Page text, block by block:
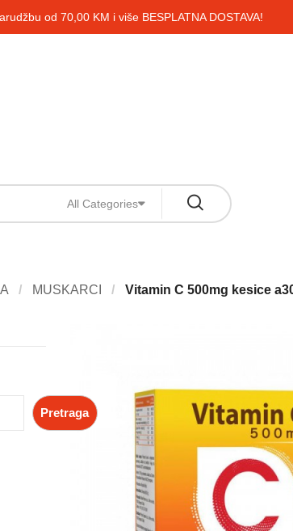
od 70,00 KM i više BESPLATNA DOSTAVA!
All Categories
MUSKARCI Vitamin C 500mg kesice
Pretraga